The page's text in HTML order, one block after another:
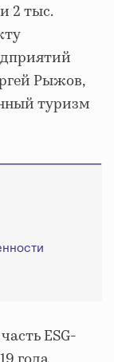
2 тыс.
Рыжов,
туризм
ESG-